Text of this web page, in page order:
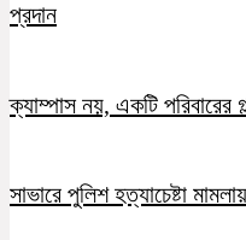
প্রদান
ক্যাম্পাস নয়, একটি পরিবারের
সাভারে পুলিশ হত্যাচেষ্টা